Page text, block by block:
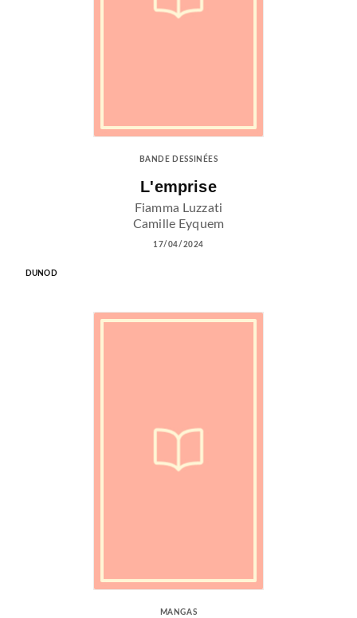
BANDE DESSINÉES
L'emprise
Fiamma Luzzati
Camille Eyquem
17/04/2024
DUNOD
MANGAS